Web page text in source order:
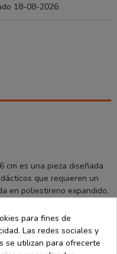
18-08-2026
cm es una pieza diseñada
que requieren un
en poliestireno expandido,
precisa.
partes, lo que resulta
proyectos
para fines de
Las redes sociales y
se utilizan para ofrecerte